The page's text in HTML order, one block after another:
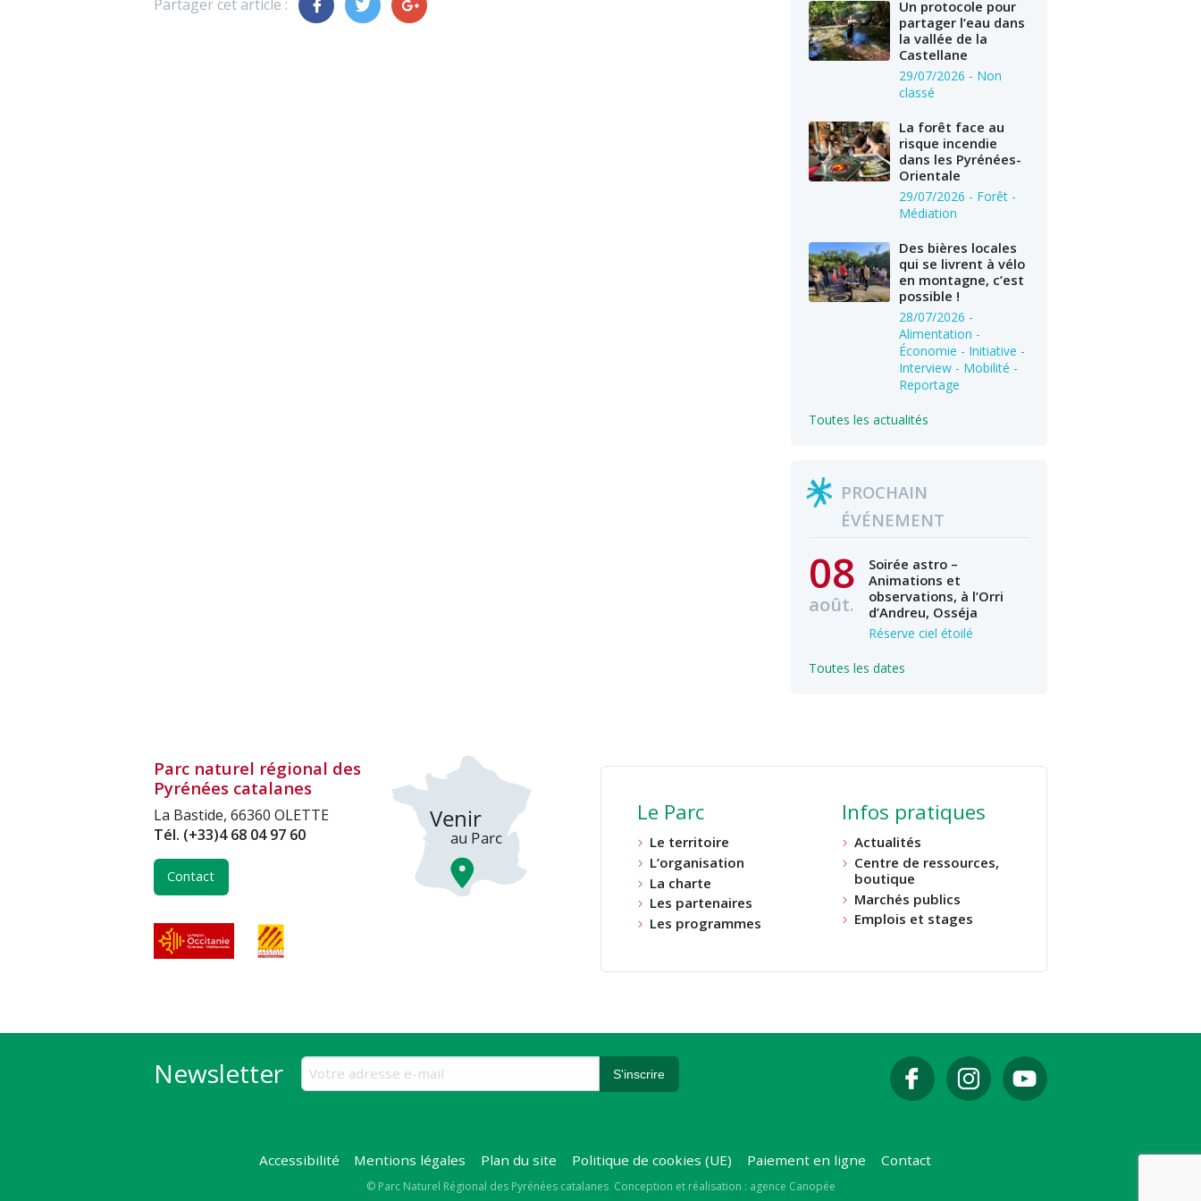
Partager cet article :
Un protocole pour
partager l’eau dans
la vallée de la
Castellane
29/07/2026 - Non
classé
La forêt face au
risque incendie
dans les Pyrénées-
Orientale
29/07/2026 - Forêt -
Médiation
Des bières locales
qui se livrent à vélo
en montagne, c’est
possible !
28/07/2026 -
Alimentation -
Économie - Initiative -
Interview - Mobilité -
Reportage
Toutes les actualités
PROCHAIN
ÉVÉNEMENT
08
août.
Soirée astro –
Animations et
observations, à l’Orri
d’Andreu, Osséja
Réserve ciel étoilé
Toutes les dates
Parc naturel régional des
Pyrénées catalanes
La Bastide, 66360 OLETTE
Tél. (+33)4 68 04 97 60
Contact
Le Parc
Le territoire
L’organisation
La charte
Les partenaires
Les programmes
Infos pratiques
Actualités
Centre de ressources,
boutique
Marchés publics
Emplois et stages
Newsletter
Accessibilité Mentions légales Plan du site Politique de cookies (UE) Paiement en ligne Contact
Copyright
© Parc Naturel Régional des Pyrénées catalanes Conception et réalisation : agence Canopée